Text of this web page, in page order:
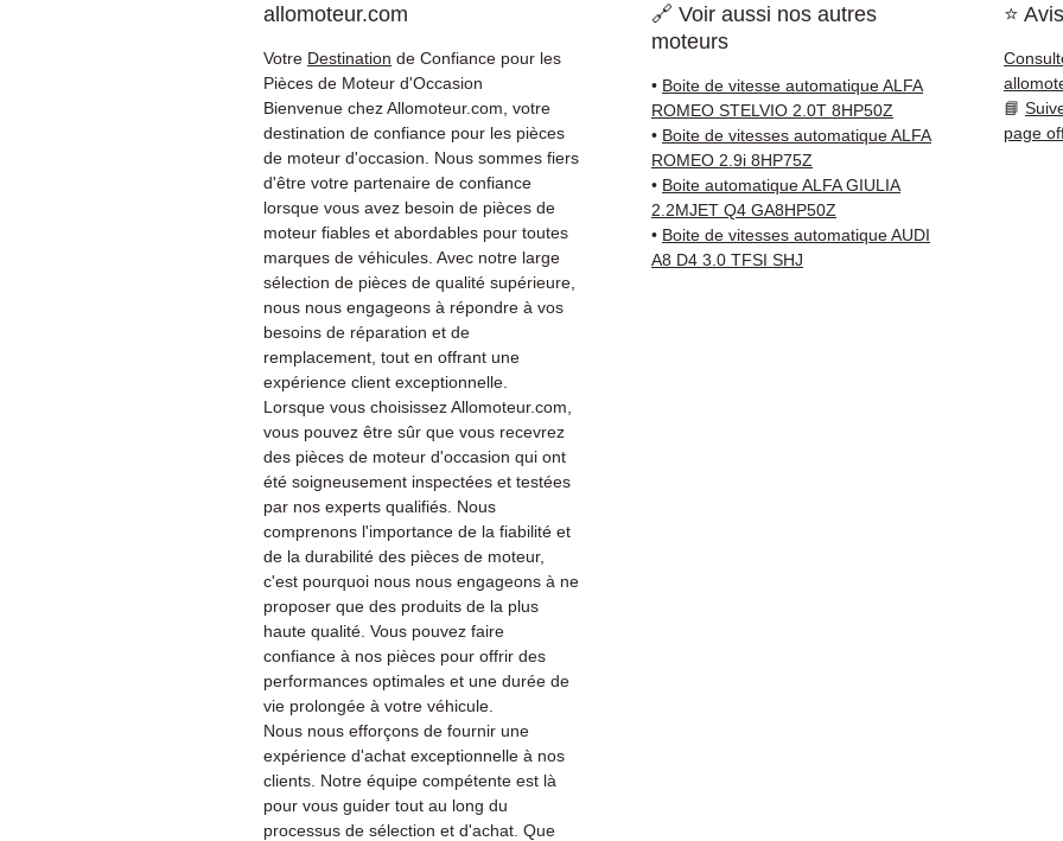
à
allomoteur.com
Votre Destination de Confiance pour les
Pièces de Moteur d'Occasion
Bienvenue chez Allomoteur.com, votre
destination de confiance pour les pièces
de moteur d'occasion. Nous sommes fiers
d'être votre partenaire de confiance
lorsque vous avez besoin de pièces de
moteur fiables et abordables pour toutes
marques de véhicules. Avec notre large
sélection de pièces de qualité supérieure,
nous nous engageons à répondre à vos
besoins de réparation et de
remplacement, tout en offrant une
expérience client exceptionnelle.
Lorsque vous choisissez Allomoteur.com,
vous pouvez être sûr que vous recevrez
des pièces de moteur d'occasion qui ont
été soigneusement inspectées et testées
par nos experts qualifiés. Nous
comprenons l'importance de la fiabilité et
de la durabilité des pièces de moteur,
c'est pourquoi nous nous engageons à ne
proposer que des produits de la plus
haute qualité. Vous pouvez faire
confiance à nos pièces pour offrir des
performances optimales et une durée de
vie prolongée à votre véhicule.
Nous nous efforçons de fournir une
expérience d'achat exceptionnelle à nos
clients. Notre équipe compétente est là
pour vous guider tout au long du
processus de sélection et d'achat. Que
🔗 Voir aussi nos autres
moteurs
• Boite de vitesse automatique ALFA
ROMEO STELVIO 2.0T 8HP50Z
• Boite de vitesses automatique ALFA
ROMEO 2.9i 8HP75Z
• Boite automatique ALFA GIULIA
2.2MJET Q4 GA8HP50Z
• Boite de vitesses automatique AUDI
A8 D4 3.0 TFSI SHJ
⭐
📘
page